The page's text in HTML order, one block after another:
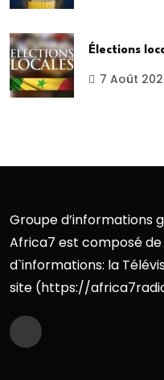
Élections
7 Août
Groupe d’informations
Africa7 est composé
d`informations: la
site (https://